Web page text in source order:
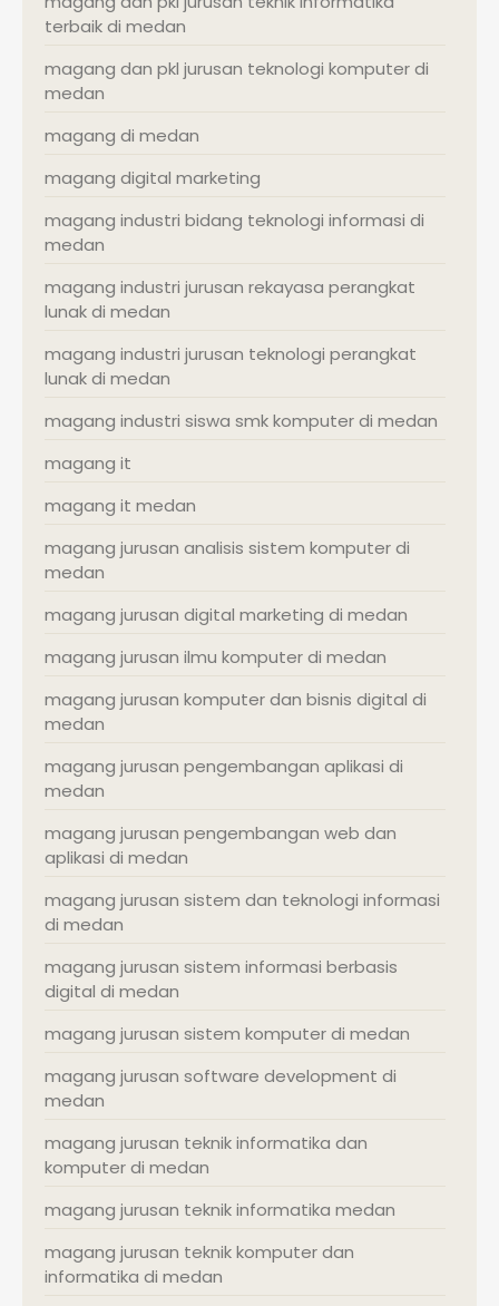
terbaik di medan
magang dan pkl jurusan teknologi komputer di
medan
magang di medan
magang digital marketing
magang industri bidang teknologi informasi di
medan
magang industri jurusan rekayasa perangkat
lunak di medan
magang industri jurusan teknologi perangkat
lunak di medan
magang industri siswa smk komputer di medan
magang it
magang it medan
magang jurusan analisis sistem komputer di
medan
magang jurusan digital marketing di medan
magang jurusan ilmu komputer di medan
magang jurusan komputer dan bisnis digital di
medan
magang jurusan pengembangan aplikasi di
medan
magang jurusan pengembangan web dan
aplikasi di medan
magang jurusan sistem dan teknologi informasi
di medan
magang jurusan sistem informasi berbasis
digital di medan
magang jurusan sistem komputer di medan
magang jurusan software development di
medan
magang jurusan teknik informatika dan
komputer di medan
magang jurusan teknik informatika medan
magang jurusan teknik komputer dan
informatika di medan